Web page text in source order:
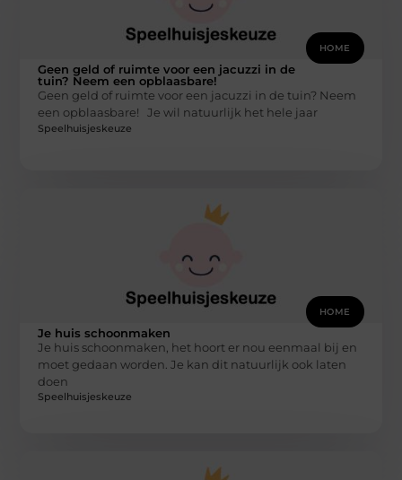
HOME
Geen geld of ruimte voor een jacuzzi in de
tuin? Neem een opblaasbare!
Geen geld of ruimte voor een jacuzzi in de tuin? Neem
een opblaasbare! Je wil natuurlijk het hele jaar
Speelhuisjeskeuze
HOME
Je huis schoonmaken
Je huis schoonmaken, het hoort er nou eenmaal bij en
moet gedaan worden. Je kan dit natuurlijk ook laten
doen
Speelhuisjeskeuze